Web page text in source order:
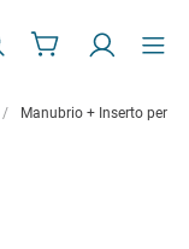
Manubrio + Inserto per